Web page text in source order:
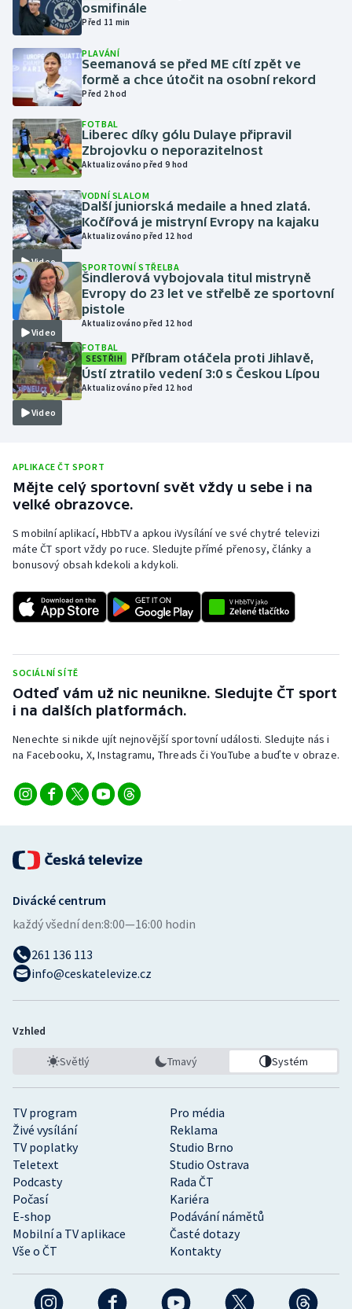
Jezdectví
Judo
Krasobruslení
Lezení
Lyže a snowboard
Moderní pětiboj
Motorsport
Olympijské hry
Parasport
Plavání
Plážový volejbal
Ragby
Rychlobruslení
Rychlostní kanoistika
Short track
Stolní tenis
Triatlon
Veslování
Ostatní
osmifinále
Před 11 min
PLAVÁNÍ
Seemanová se před ME cítí zpět ve
formě a chce útočit na osobní rekord
Před 2 hod
FOTBAL
Liberec díky gólu Dulaye připravil
Zbrojovku o neporazitelnost
Aktualizováno před 9 hod
Video
VODNÍ SLALOM
Další juniorská medaile a hned zlatá.
Kočířová je mistryní Evropy na kajaku
Aktualizováno před 12 hod
Video
SPORTOVNÍ STŘELBA
Šindlerová vybojovala titul mistryně
Evropy do 23 let ve střelbě ze sportovní
pistole
Aktualizováno před 12 hod
Video
FOTBAL
SESTŘIH
Příbram otáčela proti Jihlavě,
Ústí ztratilo vedení 3:0 s Českou Lípou
Aktualizováno před 12 hod
APLIKACE ČT SPORT
Mějte celý sportovní svět vždy u sebe i na
velké obrazovce.
S mobilní aplikací, HbbTV a apkou iVysílání ve své chytré televizi
máte ČT sport vždy po ruce. Sledujte přímé přenosy, články a
bonusový obsah kdekoli a kdykoli.
SOCIÁLNÍ SÍTĚ
Odteď vám už nic neunikne. Sledujte ČT sport
i na dalších platformách.
Nenechte si nikde ujít nejnovější sportovní události. Sledujte nás i
na Facebooku, X, Instagramu, Threads či YouTube a buďte v obraze.
TV program
Pro média
Živé vysílání
Reklama
TV poplatky
Studio Brno
Teletext
Studio Ostrava
Podcasty
Rada ČT
Počasí
Kariéra
E-shop
Podávání námětů
Mobilní a TV aplikace
Časté dotazy
Vše o ČT
Kontakty
Divácké centrum
každý všední den:8:00—16:00 hodin
261 136 113
info@ceskatelevize.cz
Vzhled
Světlý Tmavý Systém